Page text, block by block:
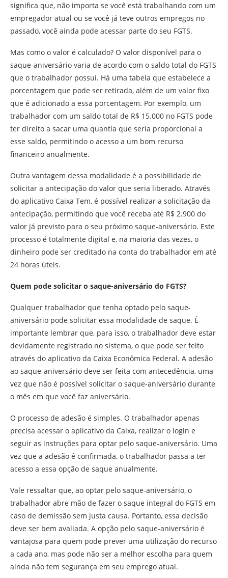
significa que, não importa se você está trabalhando com um
empregador atual ou se você já teve outros empregos no
passado, você ainda pode acessar parte do seu FGTS.
Mas como o valor é calculado? O valor disponível para o
saque-aniversário varia de acordo com o saldo total do FGTS
que o trabalhador possui. Há uma tabela que estabelece a
porcentagem que pode ser retirada, além de um valor fixo
que é adicionado a essa porcentagem. Por exemplo, um
trabalhador com um saldo total de R$ 15.000 no FGTS pode
ter direito a sacar uma quantia que seria proporcional a
esse saldo, permitindo o acesso a um bom recurso
financeiro anualmente.
Outra vantagem dessa modalidade é a possibilidade de
solicitar a antecipação do valor que seria liberado. Através
do aplicativo Caixa Tem, é possível realizar a solicitação da
antecipação, permitindo que você receba até R$ 2.900 do
valor já previsto para o seu próximo saque-aniversário. Este
processo é totalmente digital e, na maioria das vezes, o
dinheiro pode ser creditado na conta do trabalhador em até
24 horas úteis.
Quem pode solicitar o saque-aniversário do FGTS?
Qualquer trabalhador que tenha optado pelo saque-
aniversário pode solicitar essa modalidade de saque. É
importante lembrar que, para isso, o trabalhador deve estar
devidamente registrado no sistema, o que pode ser feito
através do aplicativo da Caixa Econômica Federal. A adesão
ao saque-aniversário deve ser feita com antecedência, uma
vez que não é possível solicitar o saque-aniversário durante
o mês em que você faz aniversário.
O processo de adesão é simples. O trabalhador apenas
precisa acessar o aplicativo da Caixa, realizar o login e
seguir as instruções para optar pelo saque-aniversário. Uma
vez que a adesão é confirmada, o trabalhador passa a ter
acesso a essa opção de saque anualmente.
Vale ressaltar que, ao optar pelo saque-aniversário, o
trabalhador abre mão de fazer o saque integral do FGTS em
caso de demissão sem justa causa. Portanto, essa decisão
deve ser bem avaliada. A opção pelo saque-aniversário é
vantajosa para quem pode prever uma utilização do recurso
a cada ano, mas pode não ser a melhor escolha para quem
ainda não tem segurança em seu emprego atual.